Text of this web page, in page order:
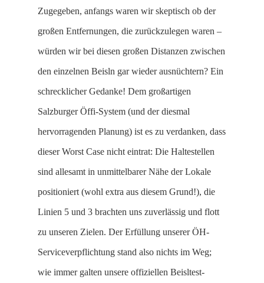
Zugegeben, anfangs waren wir skeptisch ob der
großen Entfernungen, die zurückzulegen waren –
würden wir bei diesen großen Distanzen zwischen
den einzelnen Beisln gar wieder ausnüchtern? Ein
schrecklicher Gedanke! Dem großartigen
Salzburger Öffi-System (und der diesmal
hervorragenden Planung) ist es zu verdanken, dass
dieser Worst Case nicht eintrat: Die Haltestellen
sind allesamt in unmittelbarer Nähe der Lokale
positioniert (wohl extra aus diesem Grund!), die
Linien 5 und 3 brachten uns zuverlässig und flott
zu unseren Zielen. Der Erfüllung unserer ÖH-
Serviceverpflichtung stand also nichts im Weg;
wie immer galten unsere offiziellen Beisltest-